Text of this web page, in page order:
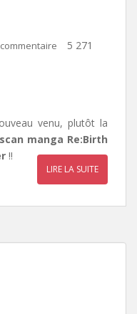
5 271
venu, plutôt la
scan manga Re:Birth
!!
LIRE LA SUITE